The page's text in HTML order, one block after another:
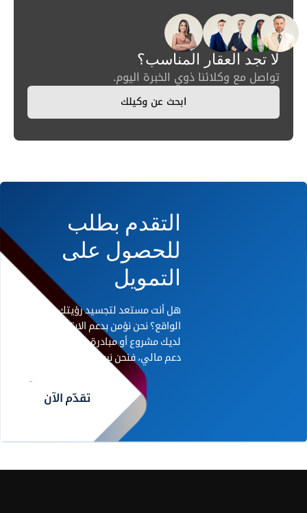
لا تجد العقار المناسب؟
تواصل مع وكلائنا ذوي الخبرة اليوم.
ابحث عن وكيلك
التقدم بطلب
للحصول على
التمويل
هل أنت مستعد لتجسيد رؤيتك على أرض
الواقع؟ نحن نؤمن بدعم الابتكار. إذا كان
لديك مشروع أو مبادرة رائدة تحتاج إلى
دعم مالي، فنحن نريد أن نسمع منك.
تقدّم الآن